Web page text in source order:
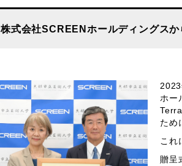
株式会社SCREENホールディングス
ホー
ため
これ
贈呈